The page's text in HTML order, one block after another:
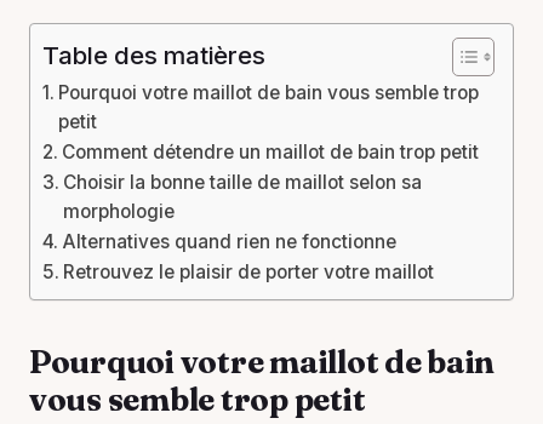
Table des matières
Pourquoi votre maillot de bain vous semble trop
petit
Comment détendre un maillot de bain trop petit
Choisir la bonne taille de maillot selon sa
morphologie
Alternatives quand rien ne fonctionne
Retrouvez le plaisir de porter votre maillot
Pourquoi votre maillot de bain
vous semble trop petit